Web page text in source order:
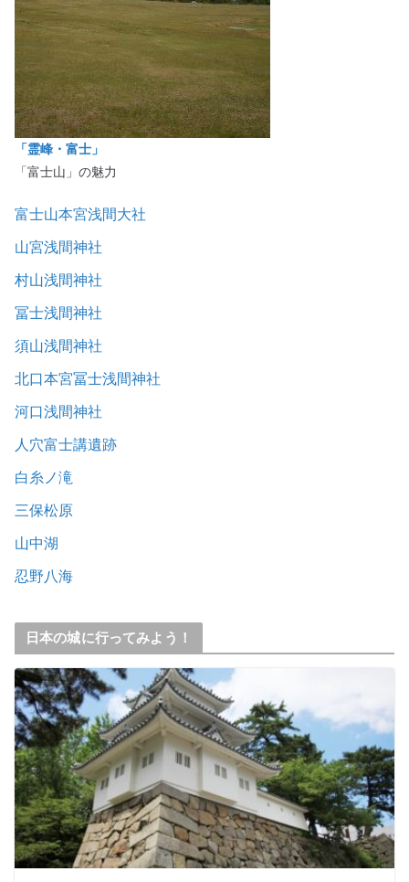
「霊峰・富士」
「富士山」の魅力
富士山本宮浅間大社
山宮浅間神社
村山浅間神社
冨士浅間神社
須山浅間神社
北口本宮冨士浅間神社
河口浅間神社
人穴富士講遺跡
白糸ノ滝
三保松原
山中湖
忍野八海
日本の城に行ってみよう！